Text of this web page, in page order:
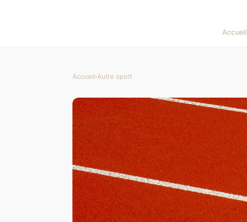
Accueil
Accueil›Autre sport